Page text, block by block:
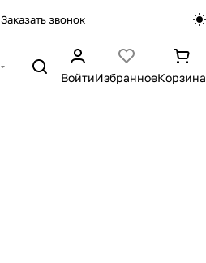
Заказать звонок
ВойтиИзбранноеКорзина